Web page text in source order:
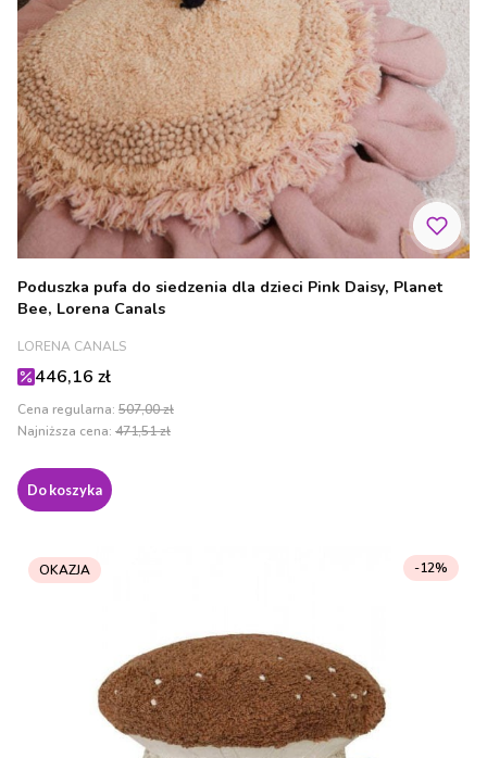
Poduszka pufa do siedzenia dla dzieci Pink Daisy, Planet
Bee, Lorena Canals
PRODUCENT
LORENA CANALS
Cena promocyjna
446,16 zł
Cena regularna: 507,00 zł
Najniższa cena: 471,51 zł
Do koszyka
OKAZJA -12%